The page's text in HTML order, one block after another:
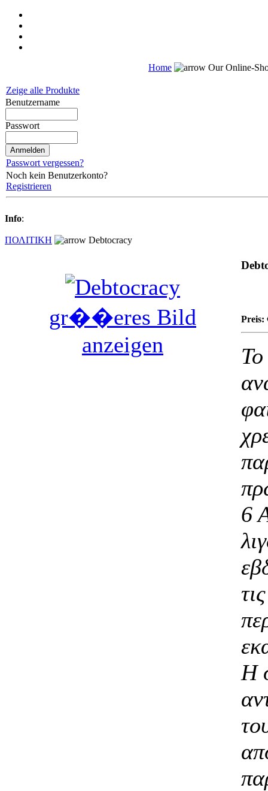
Home Our Online-
Zeige alle Produkte
Benutzername
Passwort
Passwort vergessen?
Noch kein Benutzerkonto?
Registrieren
Info:
ΠΟΛΙΤΙΚΗ Debtocracy
gr��eres Bild
anzeigen
Preis:
Το
6
Η